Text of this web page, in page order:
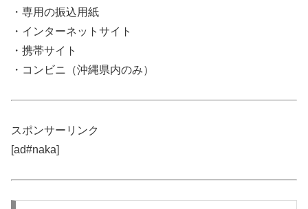
・専用の振込用紙
・インターネットサイト
・携帯サイト
・コンビニ（沖縄県内のみ）
スポンサーリンク
[ad#naka]